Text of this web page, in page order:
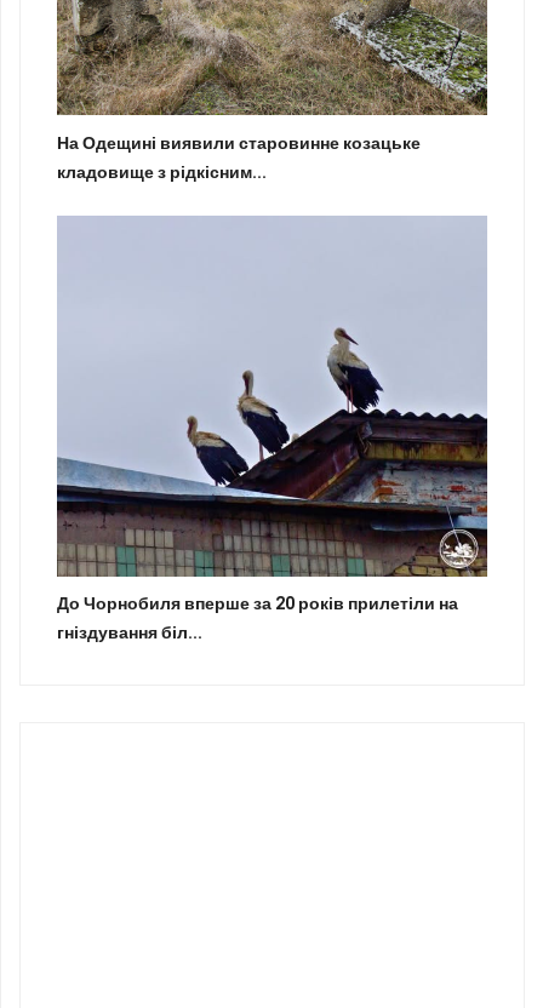
На Одещині виявили старовинне козацьке
кладовище з рідкісним...
До Чорнобиля вперше за 20 років прилетіли на
гніздування біл...